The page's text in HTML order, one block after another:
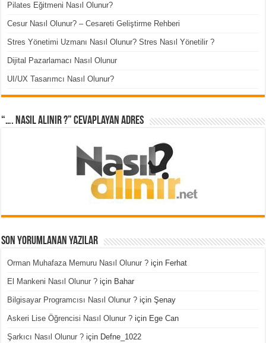
Pilates Eğitmeni Nasıl Olunur?
Cesur Nasıl Olunur? – Cesareti Geliştirme Rehberi
Stres Yönetimi Uzmanı Nasıl Olunur? Stres Nasıl Yönetilir ?
Dijital Pazarlamacı Nasıl Olunur
UI/UX Tasarımcı Nasıl Olunur?
“…. Nasıl Alınır ?” cevaplayan adres
Son Yorumlanan Yazılar
Orman Muhafaza Memuru Nasıl Olunur ? için Ferhat
El Mankeni Nasıl Olunur ? için Bahar
Bilgisayar Programcısı Nasıl Olunur ? içinŞenay
Askeri Lise Öğrencisi Nasıl Olunur ? için Ege Can
Şarkıcı Nasıl Olunur ? için Defne_1022